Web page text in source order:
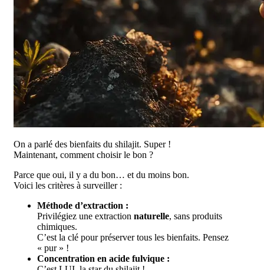
On a parlé des bienfaits du shilajit. Super !
Maintenant, comment choisir le bon ?
Parce que oui, il y a du bon… et du moins bon.
Voici les critères à surveiller :
Méthode d’extraction :
Privilégiez une extraction naturelle, sans produits
chimiques.
C’est la clé pour préserver tous les bienfaits. Pensez
« pur » !
Concentration en acide fulvique :